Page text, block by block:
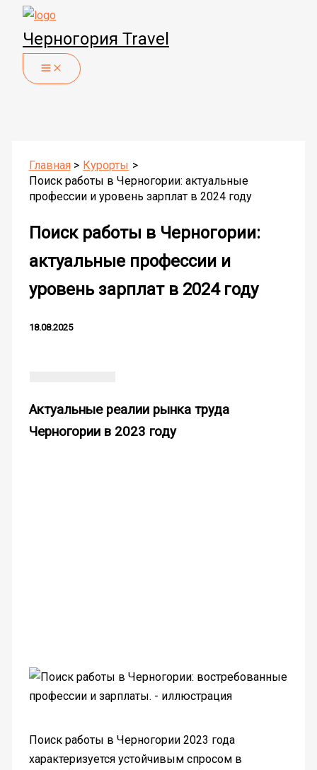
Перейти
содержимому
Черногория Travel
Главная
Курорты
Поиск работы в Черногории: актуальные
профессии и уровень зарплат в 2024 году
Поиск работы в Черногории:
актуальные профессии и
уровень зарплат в 2024 году
18.08.2025
Актуальные реалии рынка труда
Черногории в 2023 году
Поиск работы в Черногории 2023 года
характеризуется устойчивым спросом в